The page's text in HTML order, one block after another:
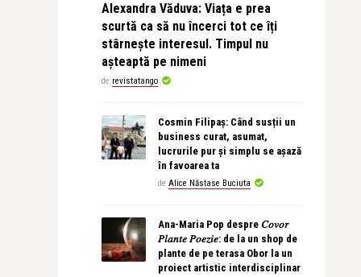
Alexandra Văduva: Viața e prea
scurtă ca să nu încerci tot ce îți
stârnește interesul. Timpul nu
așteaptă pe nimeni
de revistatango
Cosmin Filipaș: Când susții un
business curat, asumat,
lucrurile pur și simplu se așază
în favoarea ta
de Alice Năstase Buciuta
Ana-Maria Pop despre 𝐶𝑜𝑣𝑜𝑟
𝑃𝑙𝑎𝑛𝑡𝑒 𝑃𝑜𝑒𝑧𝑖𝑒: de la un shop de
plante de pe terasa Obor la un
proiect artistic interdisciplinar